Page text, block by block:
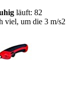
läuft: 82
viel, um die 3 m/s2